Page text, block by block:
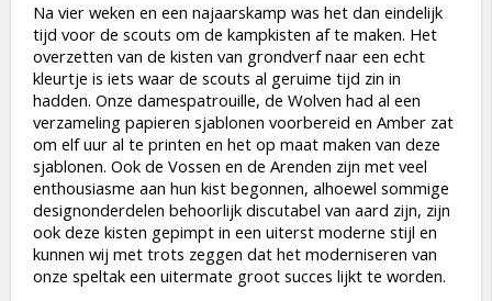
Na vier weken en een najaarskamp was het dan eindelijk
tijd voor de scouts om de kampkisten af te maken. Het
overzetten van de kisten van grondverf naar een echt
kleurtje is iets waar de scouts al geruime tijd zin in
hadden. Onze damespatrouille, de Wolven had al een
verzameling papieren sjablonen voorbereid en Amber zat
om elf uur al te printen en het op maat maken van deze
sjablonen. Ook de Vossen en de Arenden zijn met veel
enthousiasme aan hun kist begonnen, alhoewel sommige
designonderdelen behoorlijk discutabel van aard zijn, zijn
ook deze kisten gepimpt in een uiterst moderne stijl en
kunnen wij met trots zeggen dat het moderniseren van
onze speltak een uitermate groot succes lijkt te worden.